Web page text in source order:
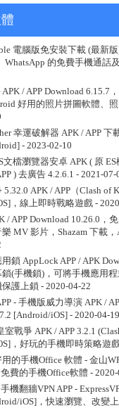
電腦版免安裝下載 (最新
WhatsApp 的免費手機通話
/ APP Download 6.15.7
好用的照片拼圖軟體、
幸運破解器 APK / APP 下
- 2023-02-10
文檔瀏覽器安卓 APK ( 原
) 去廣告 4.2.6.1 - 2021-07-
APK / APP（Clash of
，線上即時戰略遊戲-
/ APP Download 10.26.0，
MV 影片，Shazam 下載，
用鎖 AppLock APP / APK
(手機鎖)，可將手機應用
護上鎖 - 2020-04-22
- 手機版威力導演 APK /
[Android/iOS]- 2020-04-19
戰爭 APK / APP 3.2.1
，好玩的手機即時策略遊
用的手機Office 軟體 - 金山
費的手機Office軟體 -
機翻牆VPN APP -
iOS]，快速瀏覽、改變